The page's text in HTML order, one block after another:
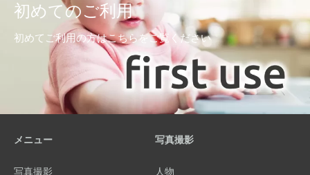
初めてのご利用
初めてご利用の方はこちらをご覧ください
メニュー
写真撮影
写真撮影
人物